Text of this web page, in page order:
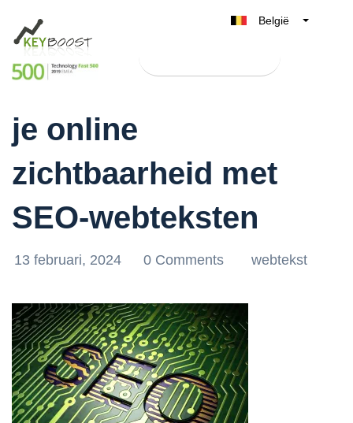
België
Nederland
España
Haal het maximale uit
je online
zichtbaarheid met
SEO-webteksten
13 februari, 2024 0 Comments webtekst